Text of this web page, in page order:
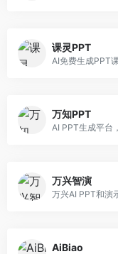
课灵PPT
万知PPT
万兴智演
AiBiao